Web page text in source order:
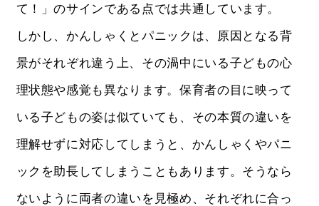
て！」のサインである点では共通しています。
しかし、かんしゃくとパニックは、原因となる背
景がそれぞれ違う上、その渦中にいる子どもの心
理状態や感覚も異なります。保育者の目に映って
いる子どもの姿は似ていても、その本質の違いを
理解せずに対応してしまうと、かんしゃくやパニ
ックを助長してしまうこともあります。そうなら
ないように両者の違いを見極め、それぞれに合っ